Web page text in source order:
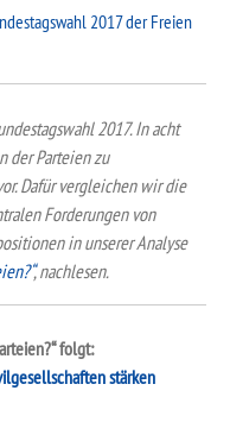
2017 der Freien
2017. In acht
der Parteien zu
Dafür vergleichen wir die
Forderungen von
in unserer Analyse
, nachlesen.
folgt:
stärken